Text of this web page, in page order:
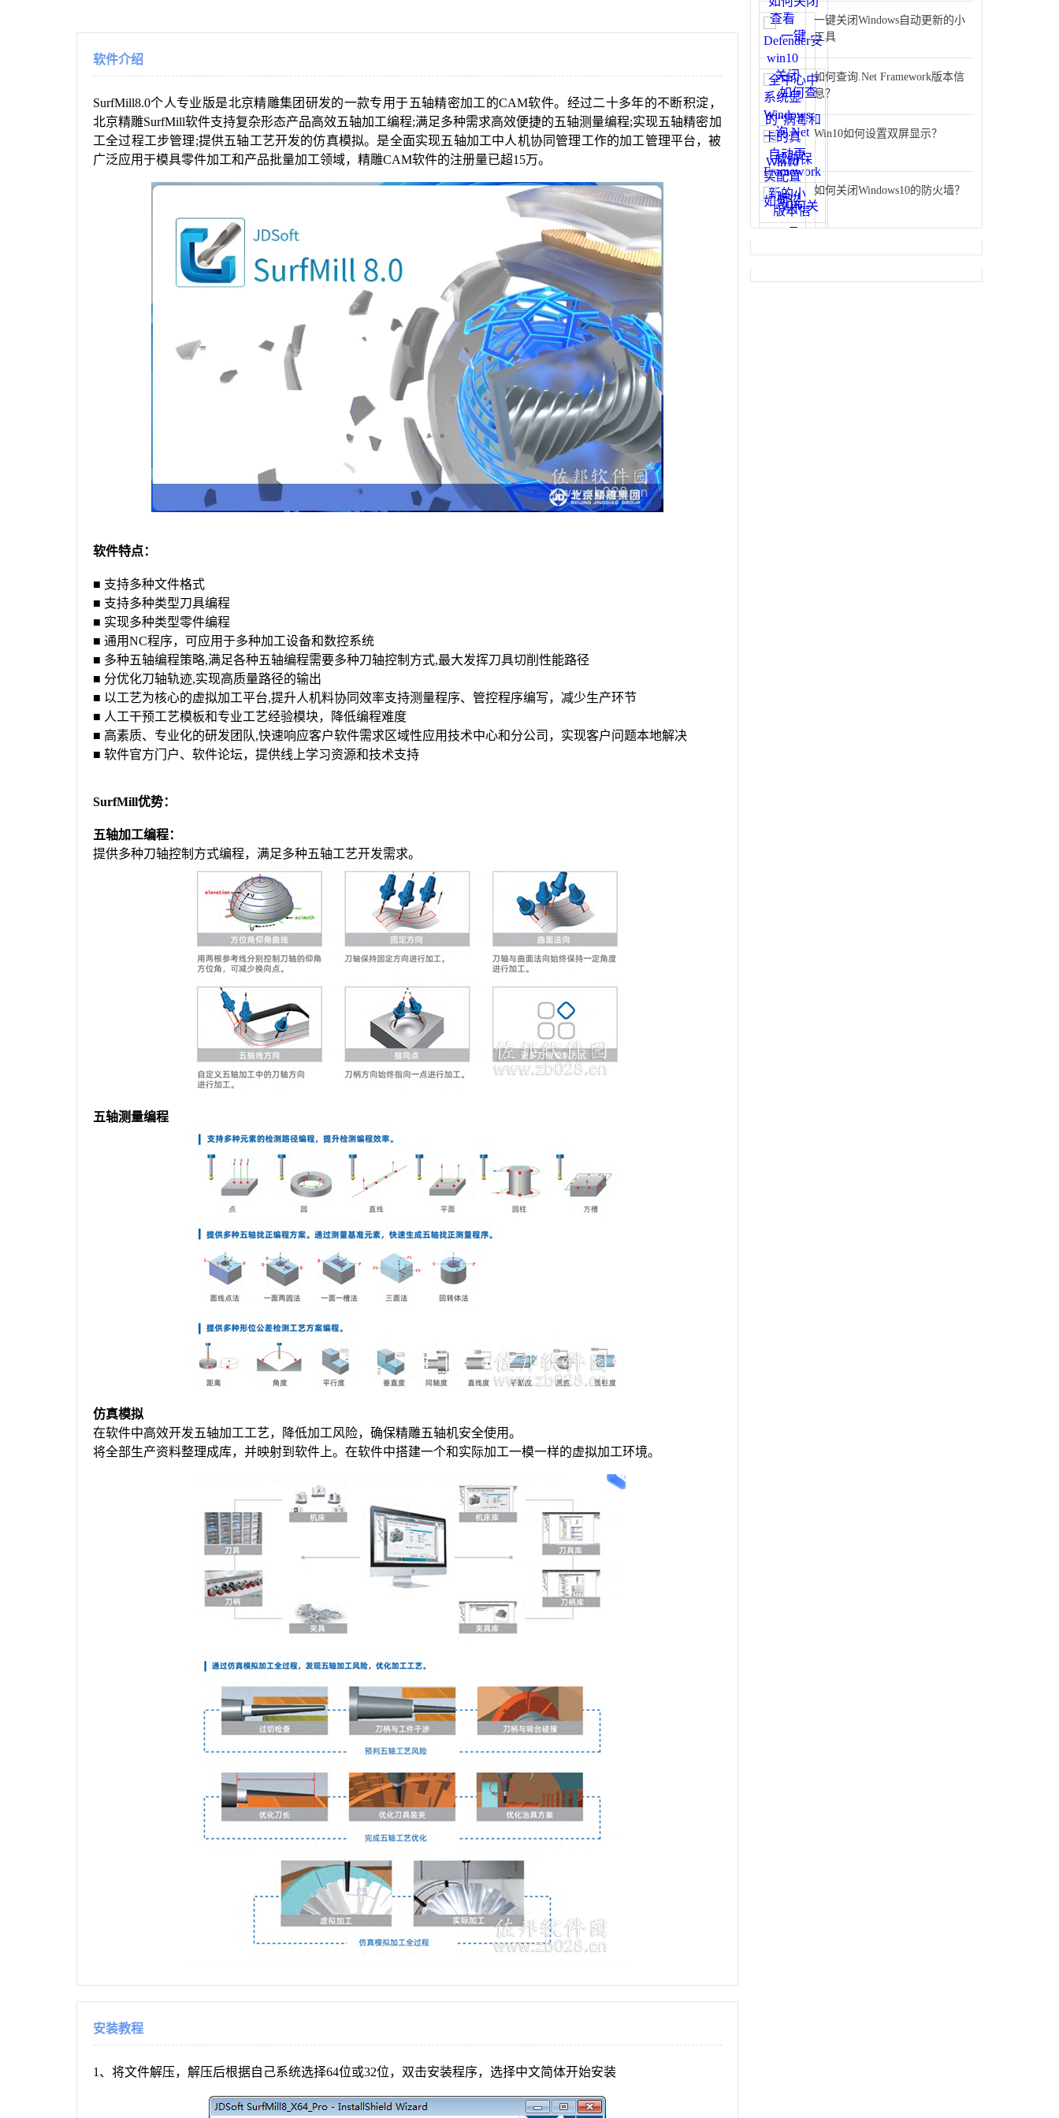
软件介绍
SurfMill8.0个人专业版是北京精雕集团研发的一款专用于五轴精密加工的CAM软件。经过二十多年的不断积淀，
北京精雕SurfMill软件支持复杂形态产品高效五轴加工编程;满足多种需求高效便捷的五轴测量编程;实现五轴精密加
工全过程工步管理;提供五轴工艺开发的仿真模拟。是全面实现五轴加工中人机协同管理工作的加工管理平台，被
广泛应用于模具零件加工和产品批量加工领域，精雕CAM软件的注册量已超15万。
软件特点：
■ 支持多种文件格式
■ 支持多种类型刀具编程
■ 实现多种类型零件编程
■ 通用NC程序，可应用于多种加工设备和数控系统
■ 多种五轴编程策略,满足各种五轴编程需要多种刀轴控制方式,最大发挥刀具切削性能路径
■ 分优化刀轴轨迹,实现高质量路径的输出
■ 以工艺为核心的虚拟加工平台,提升人机料协同效率支持测量程序、管控程序编写，减少生产环节
■ 人工干预工艺模板和专业工艺经验模块，降低编程难度
■ 高素质、专业化的研发团队,快速响应客户软件需求区域性应用技术中心和分公司，实现客户问题本地解决
■ 软件官方门户、软件论坛，提供线上学习资源和技术支持
SurfMill优势：
五轴加工编程：
提供多种刀轴控制方式编程，满足多种五轴工艺开发需求。
五轴测量编程
仿真模拟
在软件中高效开发五轴加工工艺，降低加工风险，确保精雕五轴机安全使用。
将全部生产资料整理成库，并映射到软件上。在软件中搭建一个和实际加工一模一样的虚拟加工环境。
安装教程
1、将文件解压，解压后根据自己系统选择64位或32位，双击安装程序，选择中文简体开始安装
一键关闭Windows自动更新的小
工具
如何查询.Net Framework版本信
息？
Win10如何设置双屏显示？
如何关闭Windows10的防火墙？